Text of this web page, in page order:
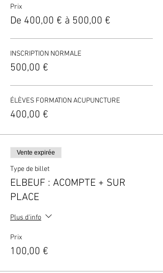
Prix
De 400,00 € à 500,00 €
INSCRIPTION NORMALE
500,00 €
ÉLÈVES FORMATION ACUPUNCTURE
400,00 €
Vente expirée
Type de billet
ELBEUF : ACOMPTE + SUR
PLACE
Plus d'info
Prix
100,00 €